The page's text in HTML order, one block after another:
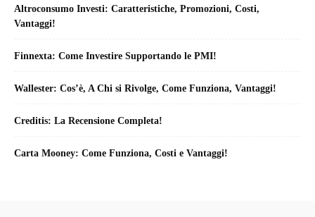
Altroconsumo Investi: Caratteristiche, Promozioni, Costi,
Vantaggi!
Finnexta: Come Investire Supportando le PMI!
Wallester: Cos’è, A Chi si Rivolge, Come Funziona, Vantaggi!
Creditis: La Recensione Completa!
Carta Mooney: Come Funziona, Costi e Vantaggi!